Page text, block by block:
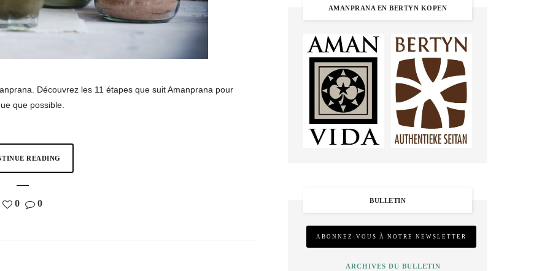
Découvrez les 11 étapes que suit Amanprana pour
que possible.
READING
0 0
AMANPRANA EN BERTYN KOPEN
BULLETIN
ARCHIVES DU BULLETIN